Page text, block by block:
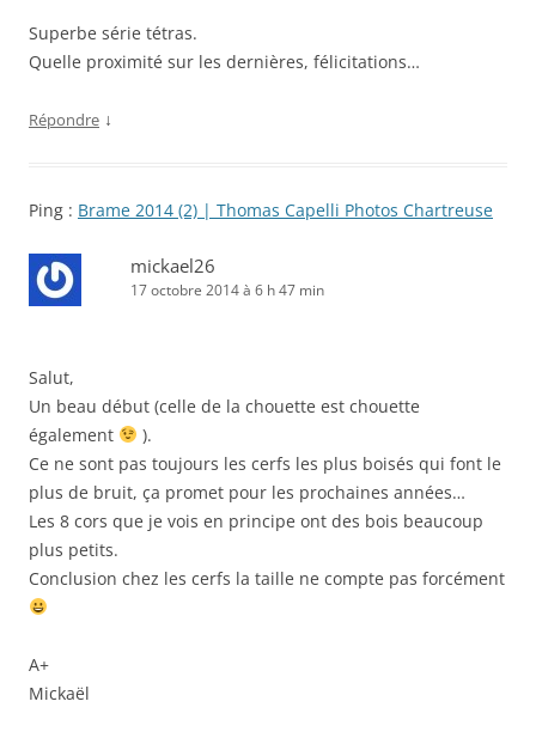
Superbe série tétras.
Quelle proximité sur les dernières, félicitations…
Répondre ↓
Ping : Brame 2014 (2) | Thomas Capelli Photos Chartreuse
mickael26
17 octobre 2014 à 6 h 47 min
Salut,
Un beau début (celle de la chouette est chouette
également
).
Ce ne sont pas toujours les cerfs les plus boisés qui font le
plus de bruit, ça promet pour les prochaines années…
Les 8 cors que je vois en principe ont des bois beaucoup
plus petits.
Conclusion chez les cerfs la taille ne compte pas forcément
A+
Mickaël